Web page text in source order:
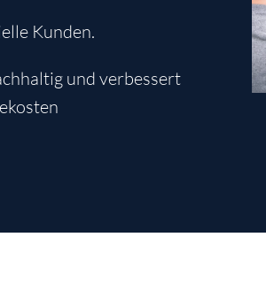
Kunden.
und verbessert